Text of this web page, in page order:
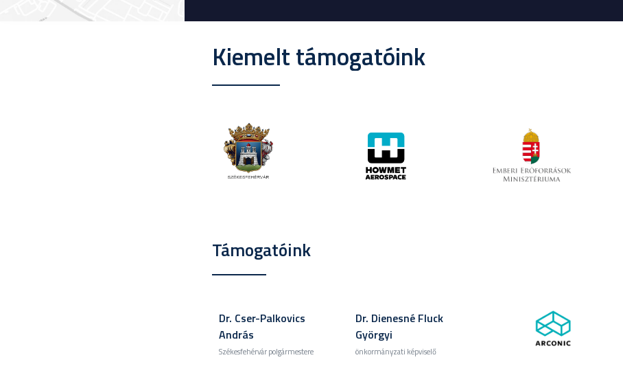
Kiemelt támogatóink
Támogatóink
Dr. Cser-Palkovics
András
Székesfehérvár polgármestere
Dr. Dienesné Fluck
Györgyi
önkormányzati képviselő